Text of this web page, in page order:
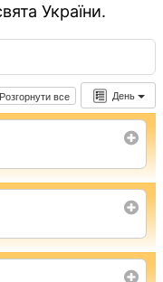
України.
День
все